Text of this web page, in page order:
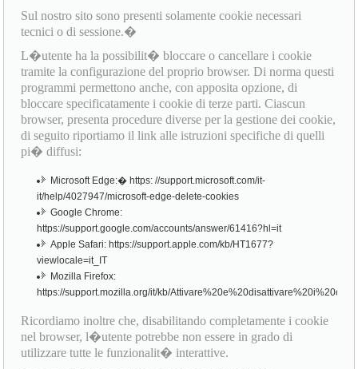
Sul nostro sito sono presenti solamente cookie necessari
tecnici o di sessione.�
L�utente ha la possibilit� bloccare o cancellare i cookie
tramite la configurazione del proprio browser. Di norma questi
programmi permettono anche, con apposita opzione, di
bloccare specificatamente i cookie di terze parti. Ciascun
browser, presenta procedure diverse per la gestione dei cookie,
di seguito riportiamo il link alle istruzioni specifiche di quelli
pi� diffusi:
Microsoft Edge:� https: //support.microsoft.com/it-
it/help/4027947/microsoft-edge-delete-cookies
Google Chrome:
https://support.google.com/accounts/answer/61416?hl=it
Apple Safari: https://support.apple.com/kb/HT1677?
viewlocale=it_IT
Mozilla Firefox:
https://support.mozilla.org/it/kb/
Ricordiamo inoltre che, disabilitando completamente i cookie
nel browser, l�utente potrebbe non essere in grado di
utilizzare tutte le funzionalit� interattive.